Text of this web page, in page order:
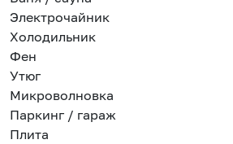
Электрочайник
Холодильник
Фен
Утюг
Микроволновка
Паркинг / гараж
Плита